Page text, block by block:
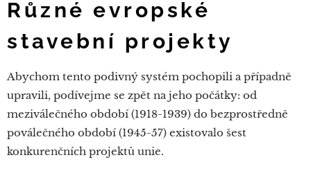
Různé evropské
stavební projekty
Abychom tento podivný systém pochopili a případně
upravili, podívejme se zpět na jeho počátky: od
meziválečného období (1918-1939) do bezprostředně
poválečného období (1945-57) existovalo šest
konkurenčních projektů unie.